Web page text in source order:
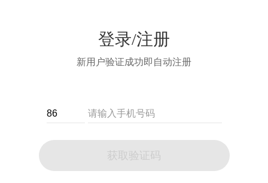
登录/注册
新用户验证成功即自动注册
获取验证码